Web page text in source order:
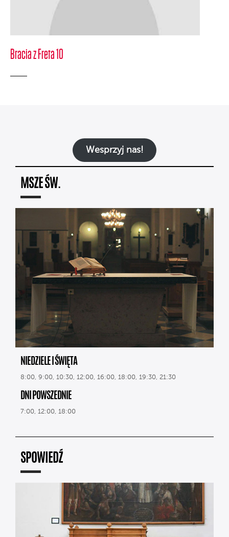
Bracia z Freta 10
Wesprzyj nas!
MSZE ŚW.
NIEDZIELE I ŚWIĘTA
8:00, 9:00, 10:30, 12:00, 16:00, 18:00, 19:30, 21:30
DNI POWSZEDNIE
7:00, 12:00, 18:00
SPOWIEDŹ